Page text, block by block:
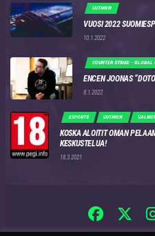
UUTINEN
VUOSI 2022
10.1.2022
COUNTER STRIKE - GLOBAL
ENCEN JOONAS
8.1.2022
ESPORTS UUTINEN
KOSKA ALOITIT OMAN
KESKUSTELUA!
18.3.2021